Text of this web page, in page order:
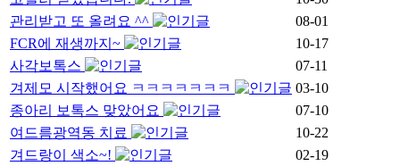
관리받고 또 올려요 ^^
08-01
FCR에 재생까지~
10-17
사각보톡스
07-11
겨제모 시작했어요 ㅋㅋㅋㅋㅋㅋㅋ
03-10
종아리 보톡스 맞았어요
07-10
여드름광역동 치료
10-22
겨드랑이 색소~!
02-19